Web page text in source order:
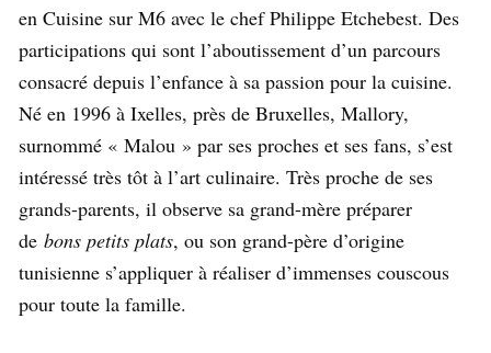
en Cuisine sur M6 avec le chef Philippe Etchebest. Des
participations qui sont l’aboutissement d’un parcours
consacré depuis l’enfance à sa passion pour la cuisine.
Né en 1996 à Ixelles, près de Bruxelles, Mallory,
surnommé « Malou » par ses proches et ses fans, s’est
intéressé très tôt à l’art culinaire. Très proche de ses
grands-parents, il observe sa grand-mère préparer
de bons petits plats, ou son grand-père d’origine
tunisienne s’appliquer à réaliser d’immenses couscous
pour toute la famille.